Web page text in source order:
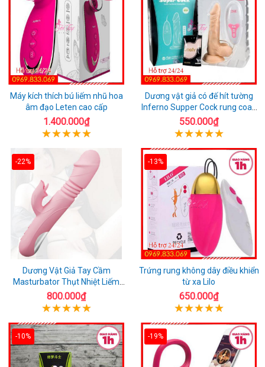
Máy kích thích bú liếm nhũ hoa
âm đạo Leten cao cấp
1.400.000₫
Dương vật giả có đế hít tường
Inferno Supper Cock rung coay
7 chế độ
550.000₫
-22%
Dương Vật Giả Tay Cầm
Masturbator Thụt Nhiệt Liếm
Rung
800.000₫
-13%
Trứng rung không dây điều khiển
từ xa Lilo
650.000₫
-10% -19%